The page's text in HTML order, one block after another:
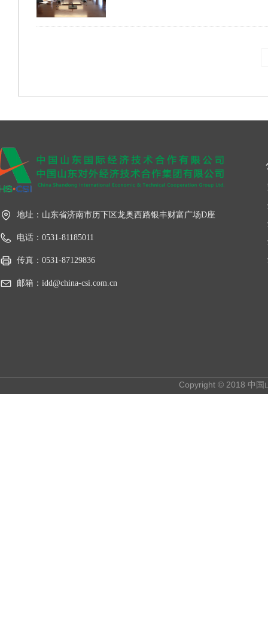
地址： 山东省济南市历下区龙奥西路银丰财富广场D座
电话： 0531-81185011
传真： 0531-87129836
邮箱： idd@china-csi.com.cn
Copyright © 2018 中国